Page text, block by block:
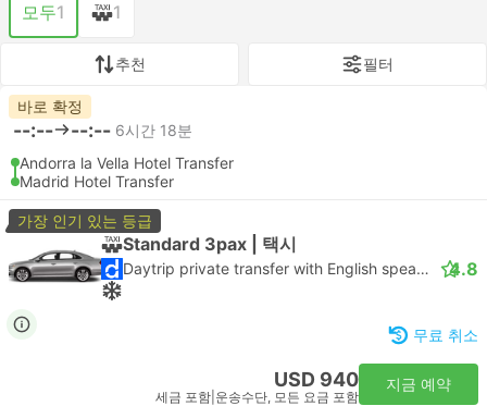
모두1 1
추천 필터
바로 확정
--:-- --:-- 6시간 18분
Andorra la Vella Hotel Transfer
Madrid Hotel Transfer
가장 인기 있는 등급
Standard 3pax | 택시
Daytrip private transfer with English speaking driver 4.8
무료 취소
USD 940
세금 포함 운송수단, 모든 요금 포함
지금 예약